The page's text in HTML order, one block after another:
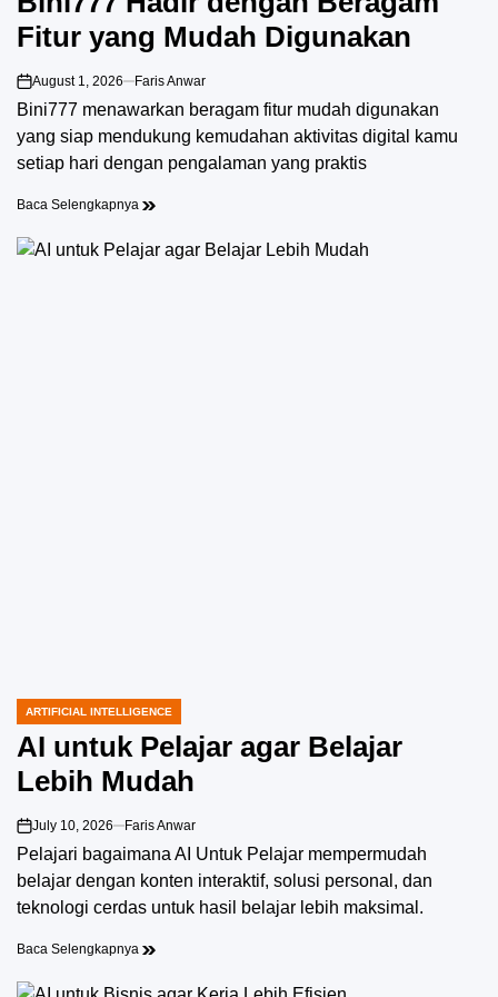
Fitur yang Mudah Digunakan
on
August 1, 2026 Faris Anwar
Bini777 menawarkan beragam fitur mudah digunakan
yang siap mendukung kemudahan aktivitas digital kamu
setiap hari dengan pengalaman yang praktis
Baca Selengkapnya
POSTED
IN
ARTIFICIAL INTELLIGENCE
AI untuk Pelajar agar Belajar
Lebih Mudah
on
July 10, 2026 Faris Anwar
Pelajari bagaimana AI Untuk Pelajar mempermudah
belajar dengan konten interaktif, solusi personal, dan
teknologi cerdas untuk hasil belajar lebih maksimal.
Baca Selengkapnya